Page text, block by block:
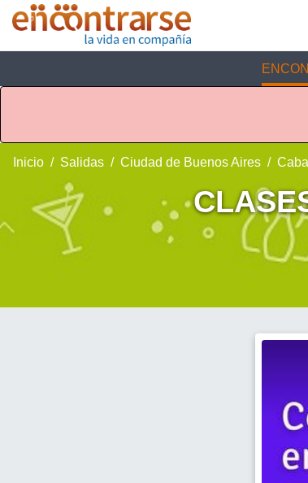
Inicio Salidas Ciudad de Buenos Aires